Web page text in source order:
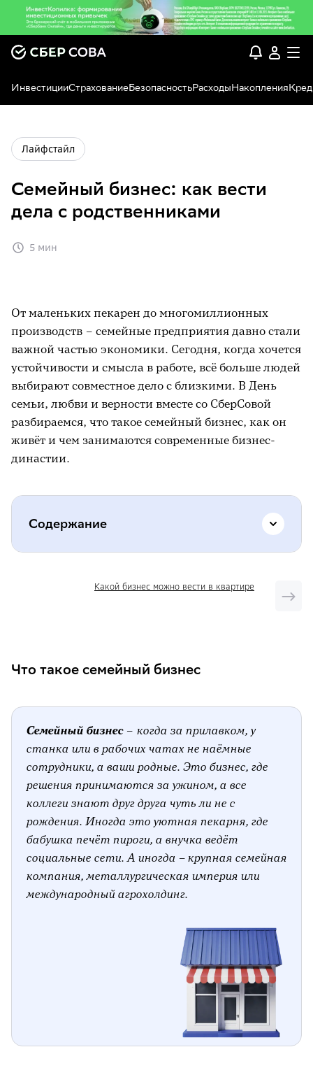
ИнвестицииСтрахованиеБезопасностьРасходыНакопления
Лайфстайл
Семейный бизнес: как вести
дела с родственниками
5 мин
От маленьких пекарен до многомиллионных
производств – семейные предприятия давно стали
важной частью экономики. Сегодня, когда хочется
устойчивости и смысла в работе, всё больше людей
выбирают совместное дело с близкими. В День
семьи, любви и верности вместе со СберСовой
разбираемся, что такое семейный бизнес, как он
живёт и чем занимаются современные бизнес-
династии.
Содержание
России
Идеи для семейного бизнеса
Что ещё почитать на тему
Какой бизнес можно вести в квартире
Что такое семейный бизнес
Семейный бизнес – когда за прилавком, у
станка или в рабочих чатах не наёмные
сотрудники, а ваши родные. Это бизнес, где
решения принимаются за ужином, а все
коллеги знают друг друга чуть ли не с
рождения. Иногда это уютная пекарня, где
бабушка печёт пироги, а внучка ведёт
социальные сети. А иногда – крупная семейная
компания, металлургическая империя или
международный агрохолдинг.